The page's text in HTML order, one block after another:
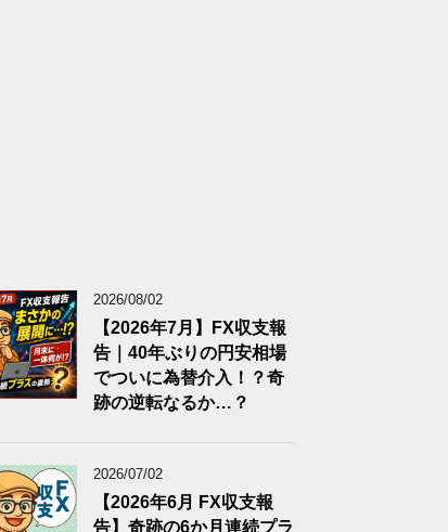
2026/08/02
【2026年7月】FX収支報
告｜40年ぶりの円安相場
でついに為替介入！？奇
跡の逆転なるか…？
2026/07/02
【2026年6月 FX収支報
告】奇跡の6か月連続プラ